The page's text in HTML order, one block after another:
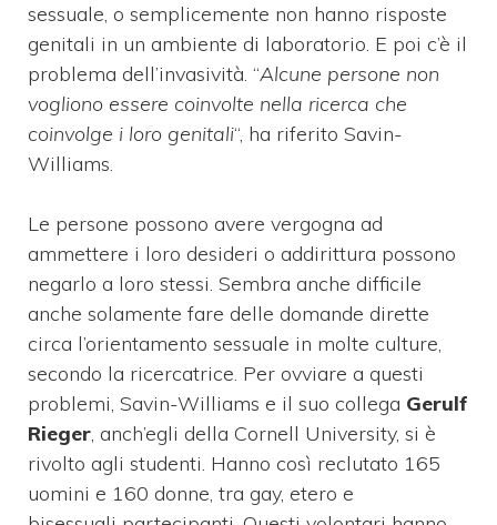
sessuale, o semplicemente non hanno risposte
genitali in un ambiente di laboratorio. E poi c’è il
problema dell’invasività. “Alcune persone non
vogliono essere coinvolte nella ricerca che
coinvolge i loro genitali“, ha riferito Savin-
Williams.
Le persone possono avere vergogna ad
ammettere i loro desideri o addirittura possono
negarlo a loro stessi. Sembra anche difficile
anche solamente fare delle domande dirette
circa l’orientamento sessuale in molte culture,
secondo la ricercatrice. Per ovviare a questi
problemi, Savin-Williams e il suo collega Gerulf
Rieger, anch’egli della Cornell University, si è
rivolto agli studenti. Hanno così reclutato 165
uomini e 160 donne, tra gay, etero e